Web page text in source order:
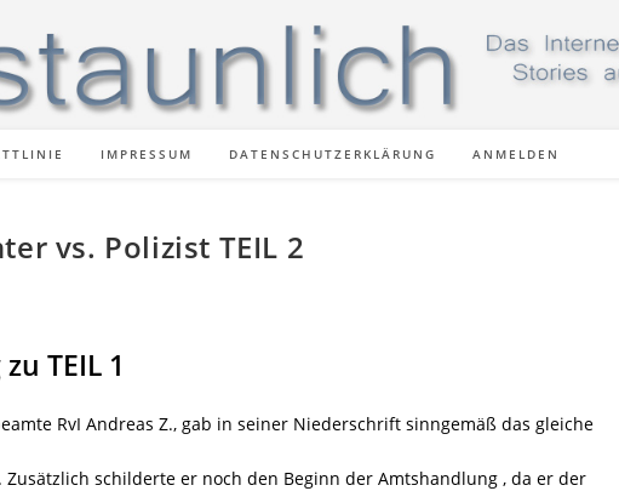
IMPRESSUM DATENSCHUTZERKLÄRUNG ANMELDEN
vs. Polizist TEIL 2
TEIL 1
RvI Andreas Z., gab in seiner Niederschrift sinngemäß das gleiche
Zusätzlich schilderte er noch den Beginn der Amtshandlung , da er der